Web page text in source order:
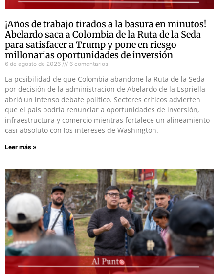
¡Años de trabajo tirados a la basura en minutos!
Abelardo saca a Colombia de la Ruta de la Seda
para satisfacer a Trump y pone en riesgo
millonarias oportunidades de inversión
6 de agosto de 2026 6 comentarios
La posibilidad de que Colombia abandone la Ruta de la Seda
por decisión de la administración de Abelardo de la Espriella
abrió un intenso debate político. Sectores críticos advierten
que el país podría renunciar a oportunidades de inversión,
infraestructura y comercio mientras fortalece un alineamiento
casi absoluto con los intereses de Washington.
Leer más »